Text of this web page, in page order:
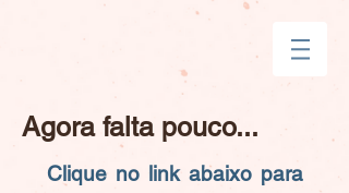
Agora falta pouco...
Clique no link abaixo para